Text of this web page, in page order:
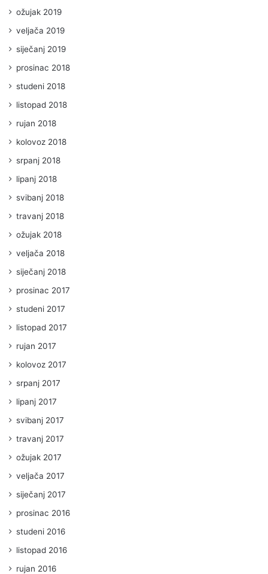
ožujak 2019
veljača 2019
siječanj 2019
prosinac 2018
studeni 2018
listopad 2018
rujan 2018
kolovoz 2018
srpanj 2018
lipanj 2018
svibanj 2018
travanj 2018
ožujak 2018
veljača 2018
siječanj 2018
prosinac 2017
studeni 2017
listopad 2017
rujan 2017
kolovoz 2017
srpanj 2017
lipanj 2017
svibanj 2017
travanj 2017
ožujak 2017
veljača 2017
siječanj 2017
prosinac 2016
studeni 2016
listopad 2016
rujan 2016